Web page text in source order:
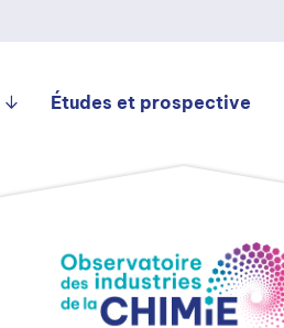
Études et prospective